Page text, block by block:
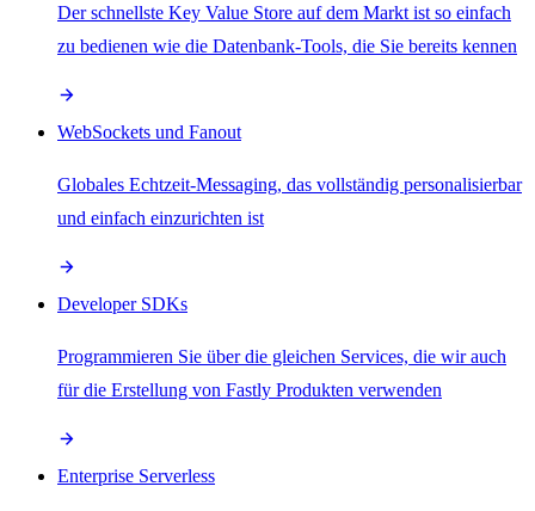
Der schnellste Key Value Store auf dem Markt ist so einfach
zu bedienen wie die Datenbank-Tools, die Sie bereits kennen
WebSockets und Fanout
Globales Echtzeit-Messaging, das vollständig personalisierbar
und einfach einzurichten ist
Developer SDKs
Programmieren Sie über die gleichen Services, die wir auch
für die Erstellung von Fastly Produkten verwenden
Enterprise Serverless